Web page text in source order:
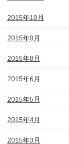
2015年10月
2015年9月
2015年8月
2015年6月
2015年5月
2015年4月
2015年3月